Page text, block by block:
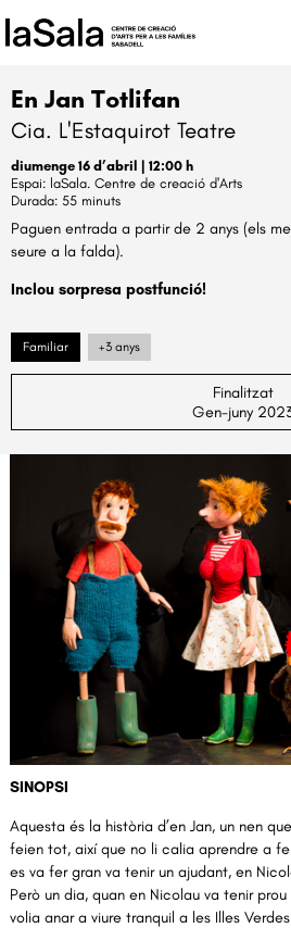
En Jan Totlifan
Cia. L'Estaquirot Teatre
diumenge 16 d’abril | 12:00 h
laSala. Centre de creació d'Arts
Durada: 55 minuts
Paguen entrada a partir de 2 anys (els
seure a la falda).
Inclou sorpresa postfunció!
Familiar +3 anys
Finalitzat
Gen-juny
Diapositiva 1 de 1
SINOPSI
Aquesta és la història d’en Jan, un nen
feien tot, així que no li calia aprendre a
es va fer gran va tenir un ajudant, en
Però un dia, quan en Nicolau va tenir prou
volia anar a viure tranquil a les Illes